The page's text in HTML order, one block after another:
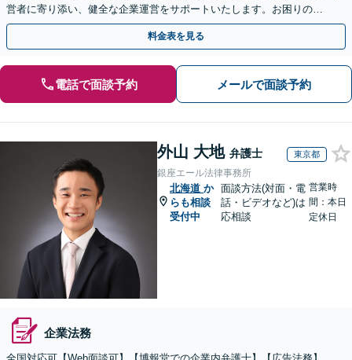
営者に寄り添い、健全な企業運営をサポートいたします。お困りの際
は、お気軽にご相談ください。【WEB面談可能】
料金表を見る
電話で面談予約 メールで面談予約
外山 大地 弁護士 東京都
銀座エール法律事務所
北海道 か
らも相談
受付中
面談方法(対面・電
話・ビデオなど)は
応相談
営業時
間：本日
定休日
企業法務